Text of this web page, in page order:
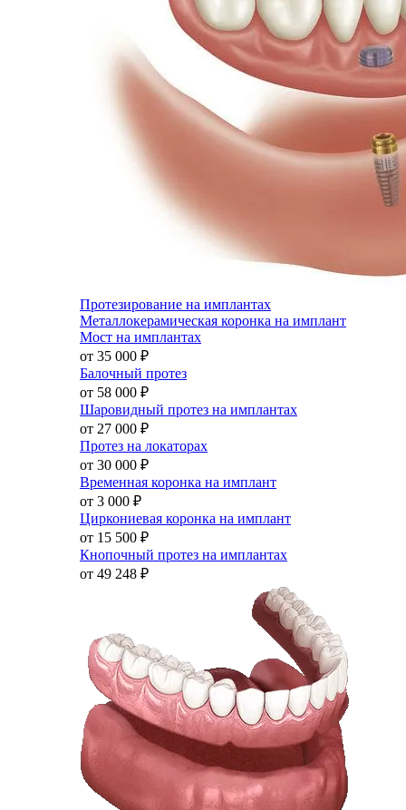
Протезирование на имплантах
Металлокерамическая коронка на имплант
Мост на имплантах
от 35 000 ₽
Балочный протез
от 58 000 ₽
Шаровидный протез на имплантах
от 27 000 ₽
Протез на локаторах
от 30 000 ₽
Временная коронка на имплант
от 3 000 ₽
Циркониевая коронка на имплант
от 15 500 ₽
Кнопочный протез на имплантах
от 49 248 ₽